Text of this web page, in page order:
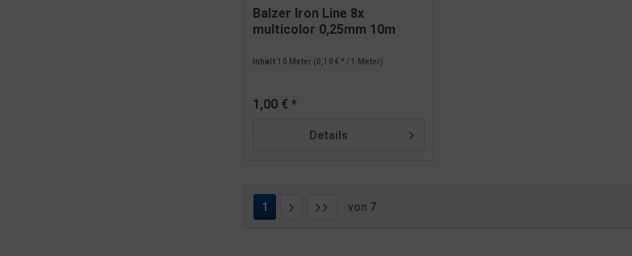
Balzer Iron Line 8x
multicolor 0,25mm 10m
Inhalt10 Meter (0,10 € * / 1 Meter)
1,00 € *
Details
1 von 7